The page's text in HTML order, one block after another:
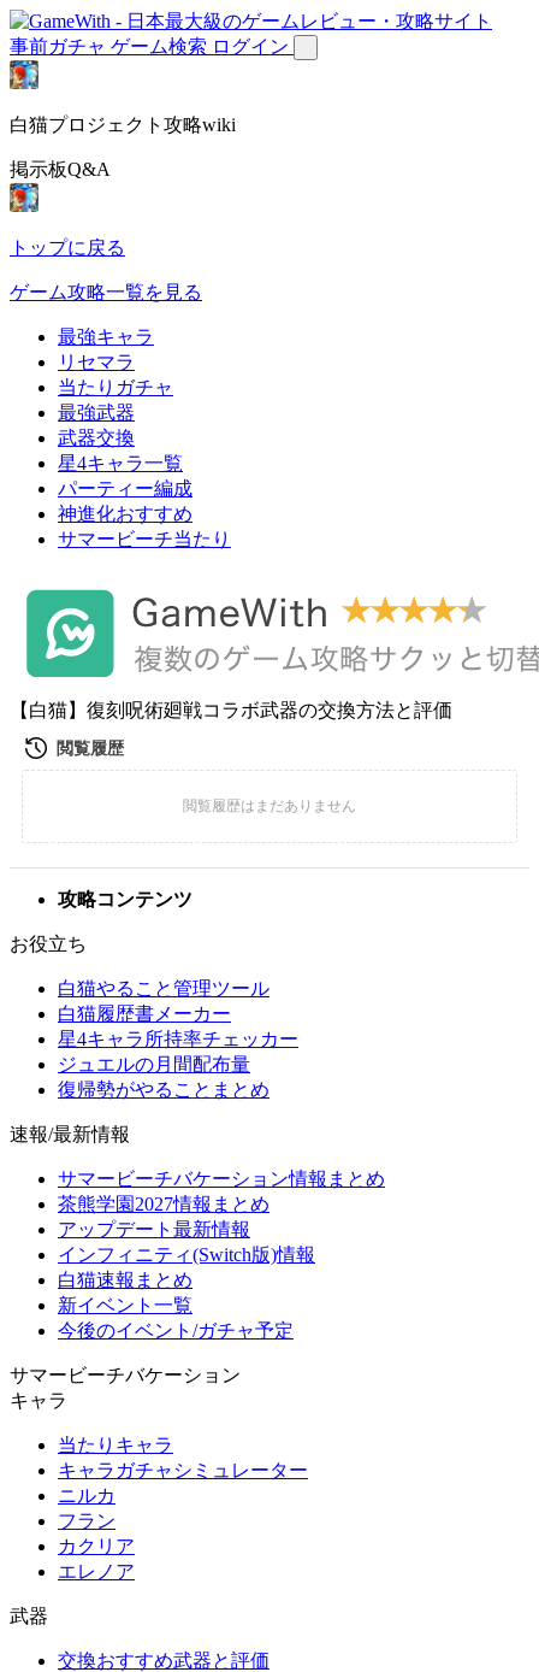
事前ガチャ ゲーム検索 ログイン
白猫プロジェクト攻略wiki
掲示板Q&A
トップに戻る
ゲーム攻略一覧を見る
最強キャラ
リセマラ
当たりガチャ
最強武器
武器交換
星4キャラ一覧
パーティー編成
神進化おすすめ
サマービーチ当たり
【白猫】復刻呪術廻戦コラボ武器の交換方法と評価
攻略コンテンツ
お役立ち
白猫やること管理ツール
白猫履歴書メーカー
星4キャラ所持率チェッカー
ジュエルの月間配布量
復帰勢がやることまとめ
速報/最新情報
サマービーチバケーション情報まとめ
茶熊学園2027情報まとめ
アップデート最新情報
インフィニティ(Switch版)情報
白猫速報まとめ
新イベント一覧
今後のイベント/ガチャ予定
サマービーチバケーション
キャラ
当たりキャラ
キャラガチャシミュレーター
ニルカ
フラン
カクリア
エレノア
武器
交換おすすめ武器と評価